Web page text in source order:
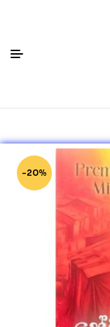
-20%